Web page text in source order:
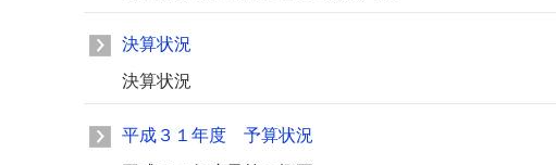
決算状況
決算状況
平成３１年度 予算状況